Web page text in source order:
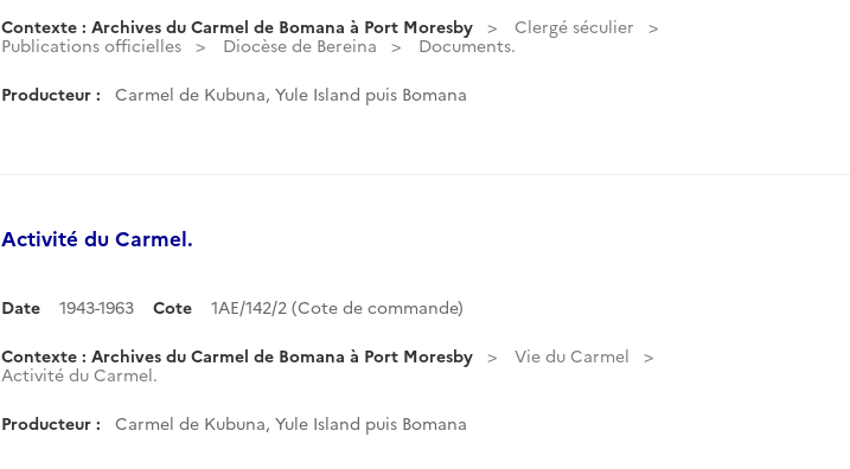
Contexte : Archives du Carmel de Bomana à Port Moresby
Clergé séculier
Publications officielles
Diocèse de Bereina Documents.
Producteur : Carmel de Kubuna, Yule Island puis Bomana
Activité du Carmel.
Date 1943-1963 Cote 1AE/142/2 (Cote de commande)
Contexte : Archives du Carmel de Bomana à Port Moresby
Vie du Carmel
Activité du Carmel.
Producteur : Carmel de Kubuna, Yule Island puis Bomana